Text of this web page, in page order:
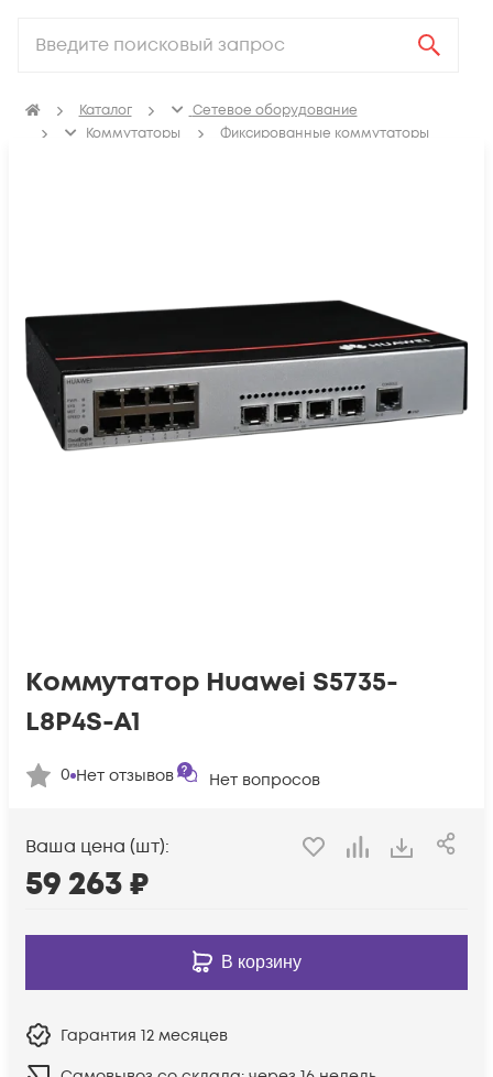
Каталог
Сетевое оборудование
Коммутаторы
Фиксированные коммутаторы
Коммутатор Huawei S5735-
L8P4S-A1
0 Нет отзывов Нет вопросов
Ваша цена (шт):
59 263₽
В корзину
Гарантия 12 месяцев